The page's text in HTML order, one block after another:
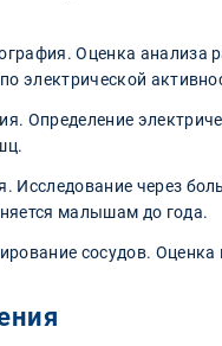
Оценка анализа
электрической
Определение
Исследование через
малышам до года.
сосудов. Оценка